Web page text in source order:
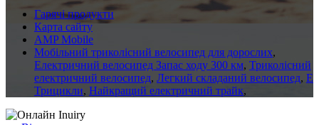
Гарячі продукти
Карта сайту
AMP Mobile
Мобільний триколісний велосипед для дорослих,
Електричний велосипед Запас ходу 300 км, Триколісний
електричний велосипед, Легкий складаний велосипед, E
Трицикли, Найкращий електричний трайк,